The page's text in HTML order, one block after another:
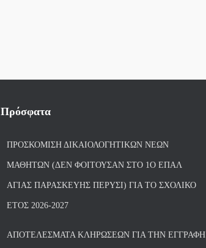
Πρόσφατα
ΠΡΟΣΚΌΜΙΣΗ ΔΙΚΑΙΟΛΟΓΗΤΙΚΏΝ ΝΈΩΝ
ΜΑΘΗΤΏΝ (ΔΕΝ ΦΟΙΤΟΎΣΑΝ ΣΤΟ 1Ο ΕΠΑΛ
ΑΓΙΑΣ ΠΑΡΑΣΚΕΥΗΣ ΠΈΡΥΣΙ) ΓΙΑ ΤΟ ΣΧΟΛΙΚΌ
ΈΤΟΣ 2026-2027
ΑΠΟΤΕΛΈΣΜΑΤΑ ΚΛΗΡΏΣΕΩΝ ΓΙΑ ΤΗΝ ΕΓΓΡΑΦΉ